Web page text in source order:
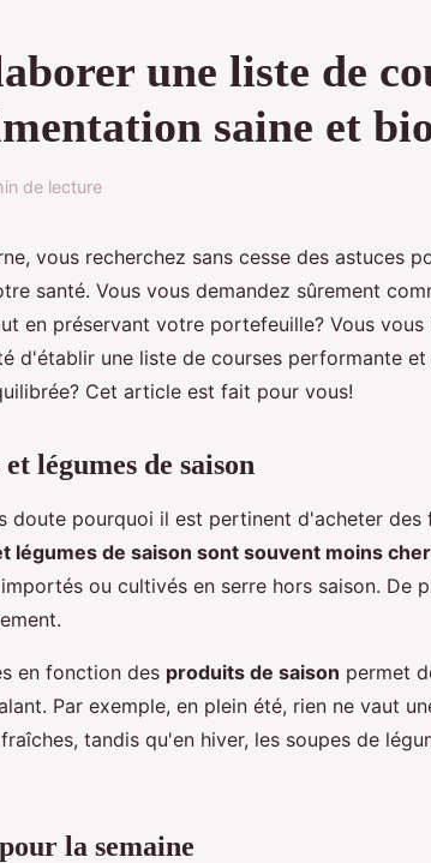
une liste de
saine et
de lecture
vous recherchez sans cesse des astuces
santé. Vous vous demandez sûrement
en préservant votre portefeuille? Vous vous
d'établir une liste de courses performante
Cet article est fait pour vous!
légumes de saison
doute pourquoi il est pertinent d'acheter des
légumes de saison sont souvent moins
ou cultivés en serre hors saison. De
en fonction des produits de saison permet
Par exemple, en plein été, rien ne vaut
tandis qu'en hiver, les soupes de
la semaine